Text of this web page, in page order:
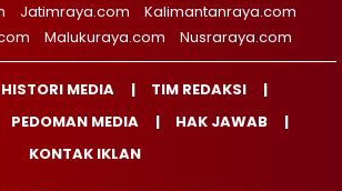
Jatimraya.com
Kalimantanraya.com
Malukuraya.com Nusraraya.com
HISTORI MEDIA
TIM REDAKSI
PEDOMAN MEDIA
HAK JAWAB
KONTAK IKLAN